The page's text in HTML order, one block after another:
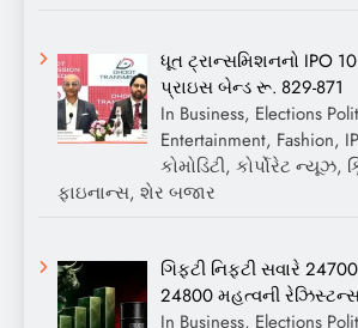
ધૂત ટ્રાન્સમિશનનો IPO
પ્રાઇસ બેન્ડ રૂ. 829-871
In Business, Elections
Entertainment, Fashion,
કોમોડિટી, કોર્પોરેટ ન્યૂઝ,
ફાઇનાન્સ, શેર બજાર
ગિફ્ટી નિફ્ટી સવારે
24800 મહત્વની
In Business, Elections